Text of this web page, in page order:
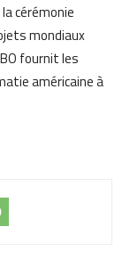
cérémonie
mondiaux
fournit les
américaine à